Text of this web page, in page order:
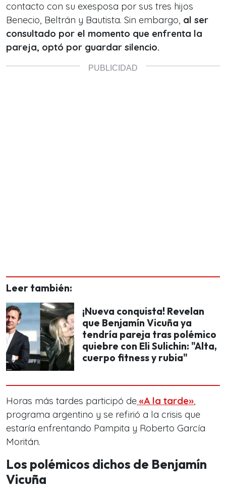
contacto con su exesposa por sus tres hijos
Benecio, Beltrán y Bautista. Sin embargo, al ser
consultado por el momento que enfrenta la
pareja, optó por guardar silencio.
Leer también:
¡Nueva conquista! Revelan
que Benjamín Vicuña ya
tendría pareja tras polémico
quiebre con Eli Sulichin: "Alta,
cuerpo fitness y rubia"
Horas más tardes participó de «A la tarde»,
programa argentino y se refirió a la crisis que
estaría enfrentando Pampita y Roberto García
Moritán.
Los polémicos dichos de Benjamín
Vicuña